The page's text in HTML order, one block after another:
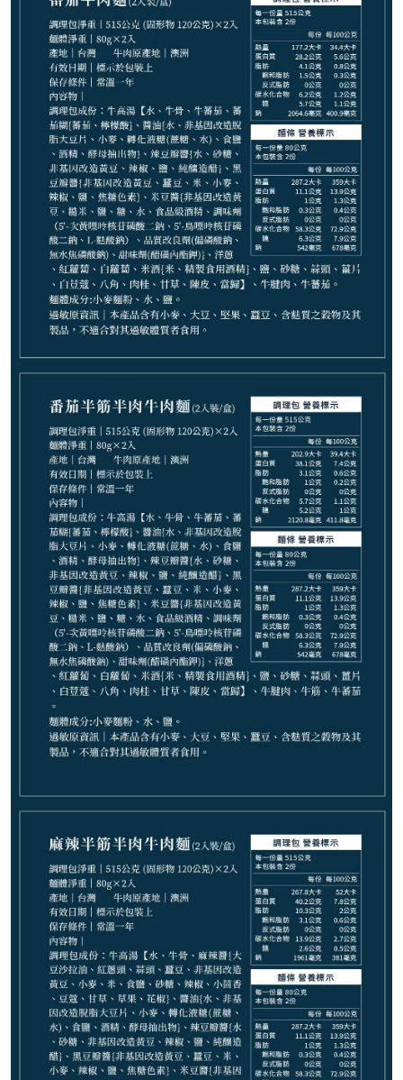
NT$1,799
請選購商品（任選 4 件）
紅燒牛肉麵*1 − +
紅燒半筋半肉麵*1 −
麻辣半筋半肉麵*1 − +
清燉牛肉麵*1 − +
清燉半筋半肉麵*1 − +
番茄牛肉麵*1 − +
番茄半筋半肉麵*1 − +
番茄排骨麵*1 − +
紅燒排骨麵*1 − +